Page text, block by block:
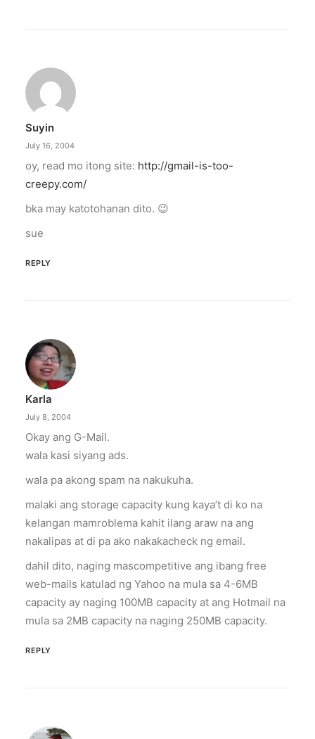
Suyin
July 16, 2004
oy, read mo itong site: http://gmail-is-too-
creepy.com/
bka may katotohanan dito. 😉
sue
REPLY
Karla
July 8, 2004
Okay ang G-Mail.
wala kasi siyang ads.
wala pa akong spam na nakukuha.
malaki ang storage capacity kung kaya’t di ko na
kelangan mamroblema kahit ilang araw na ang
nakalipas at di pa ako nakakacheck ng email.
dahil dito, naging mascompetitive ang ibang free
web-mails katulad ng Yahoo na mula sa 4-6MB
capacity ay naging 100MB capacity at ang Hotmail na
mula sa 2MB capacity na naging 250MB capacity.
REPLY